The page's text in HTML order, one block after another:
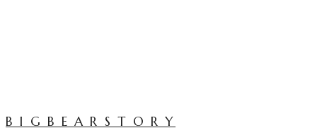
B I G B E A R S T O R Y